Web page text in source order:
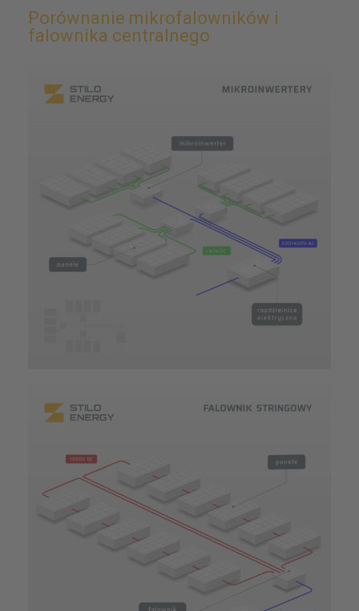
Porównanie mikrofalowników i
falownika centralnego